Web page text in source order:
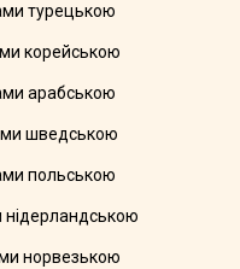
турецькою
корейською
арабською
шведською
польською
нідерландською
норвезькою